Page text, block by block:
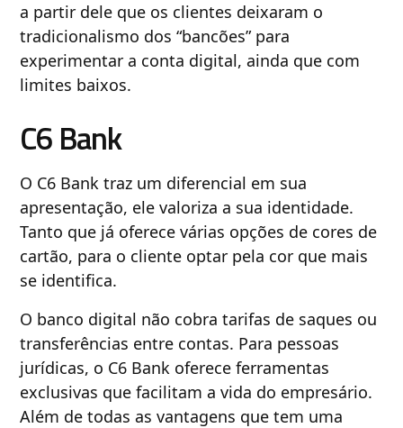
a partir dele que os clientes deixaram o
tradicionalismo dos “bancões” para
experimentar a conta digital, ainda que com
limites baixos.
C6 Bank
O C6 Bank traz um diferencial em sua
apresentação, ele valoriza a sua identidade.
Tanto que já oferece várias opções de cores de
cartão, para o cliente optar pela cor que mais
se identifica.
O banco digital não cobra tarifas de saques ou
transferências entre contas. Para pessoas
jurídicas, o C6 Bank oferece ferramentas
exclusivas que facilitam a vida do empresário.
Além de todas as vantagens que tem uma